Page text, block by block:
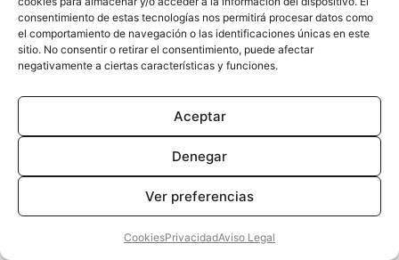
consentimiento de estas tecnologías nos permitirá procesar datos como
el comportamiento de navegación o las identificaciones únicas en este
sitio. No consentir o retirar el consentimiento, puede afectar
negativamente a ciertas características y funciones.
Aceptar
Denegar
Ver preferencias
CookiesPrivacidadAviso Legal